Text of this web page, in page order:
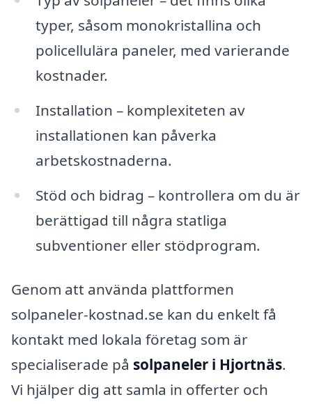
typer, såsom monokristallina och
policellulära paneler, med varierande
kostnader.
Installation – komplexiteten av
installationen kan påverka
arbetskostnaderna.
Stöd och bidrag – kontrollera om du är
berättigad till några statliga
subventioner eller stödprogram.
Genom att använda plattformen
solpaneler-kostnad.se kan du enkelt få
kontakt med lokala företag som är
specialiserade på solpaneler i Hjortnäs.
Vi hjälper dig att samla in offerter och